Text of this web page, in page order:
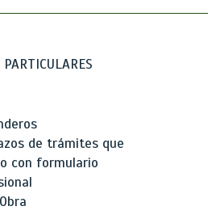
PARTICULARES
de trámites que
con formulario